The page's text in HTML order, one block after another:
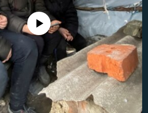
РАССЫЛКУ
source currently available